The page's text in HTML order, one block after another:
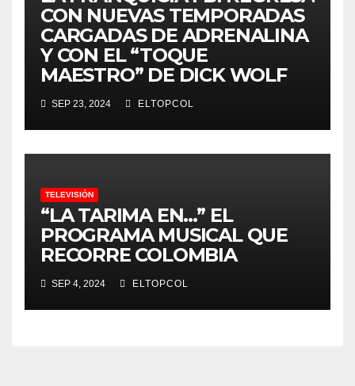
CON NUEVAS TEMPORADAS
CARGADAS DE ADRENALINA
Y CON EL “TOQUE
MAESTRO” DE DICK WOLF
SEP 23, 2024 ELTOPCOL
TELEVISIÓN
“LA TARIMA EN…” EL
PROGRAMA MUSICAL QUE
RECORRE COLOMBIA
SEP 4, 2024 ELTOPCOL